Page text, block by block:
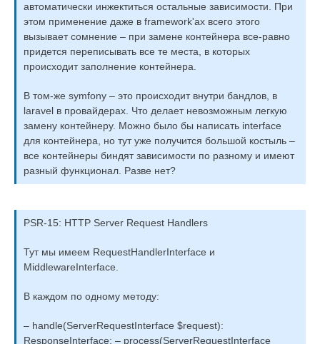
автоматически инжектиться остальные зависимости. При
этом применение даже в framework'ах всего этого
вызывает сомнение – при замене контейнера все-равно
придется переписывать все те места, в которых
происходит заполнение контейнера.
В том-же symfony – это происходит внутри бандлов, в
laravel в провайдерах. Что делает невозможным легкую
замену контейнеру. Можно было бы написать interface
для контейнера, но тут уже получится большой костыль –
все контейнеры биндят зависимости по разному и имеют
разный функционал. Разве нет?
PSR-15: HTTP Server Request Handlers
Тут мы имеем RequestHandlerInterface и
MiddlewareInterface.
В каждом по одному методу:
– handle(ServerRequestInterface $request):
ResponseInterface; – process(ServerRequestInterface